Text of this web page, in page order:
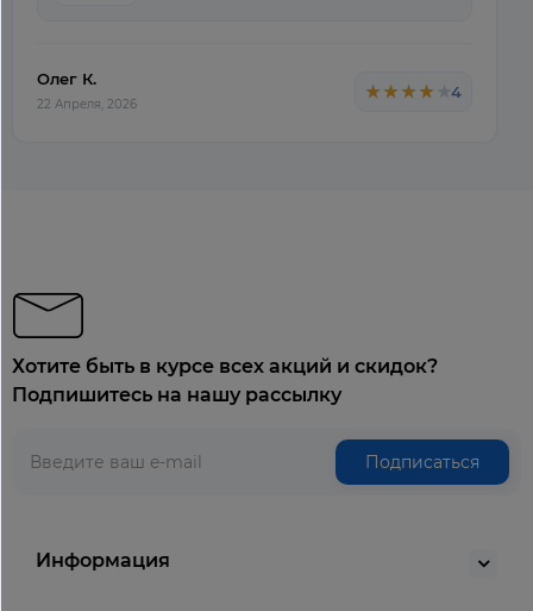
Олег К.
22 Апреля, 2026
★★★★★
★★★★★4
Хотите быть в курсе всех акций и скидок?
Подпишитесь на нашу рассылку
Подписаться
Информация